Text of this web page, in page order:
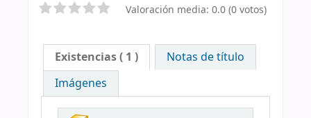
Valoración media: 0.0 (0 votos)
Existencias( 1 )
Notas de título
Imágenes